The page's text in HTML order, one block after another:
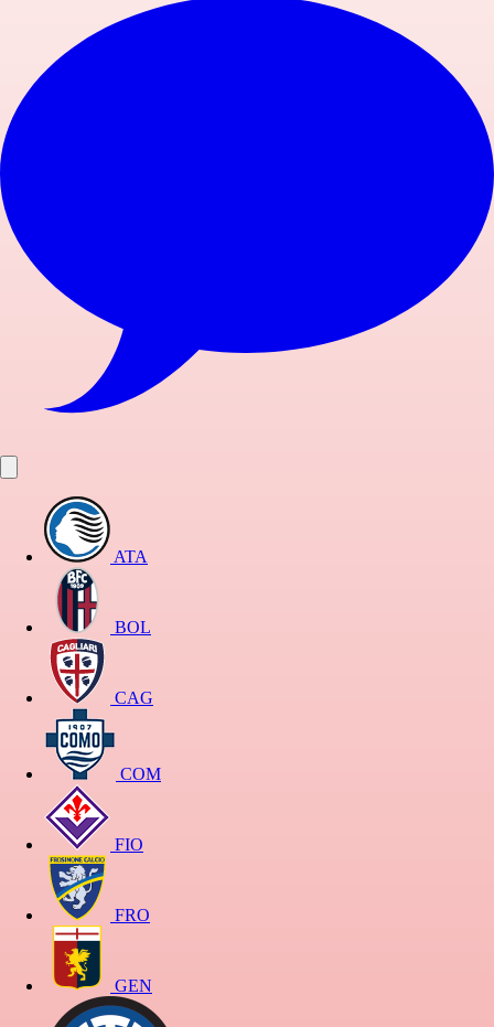
ATA
BOL
CAG
COM
FIO
FRO
GEN